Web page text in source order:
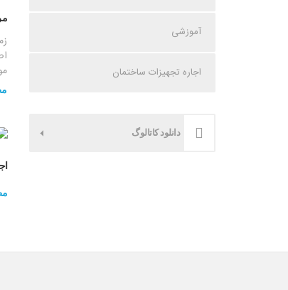
آموزشی
اجاره تجهیزات ساختمان
دانلود کاتالوگ